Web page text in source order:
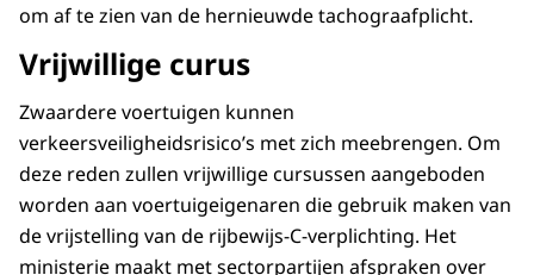
om af te zien van de hernieuwde tachograafplicht.
Vrijwillige curus
Zwaardere voertuigen kunnen
verkeersveiligheidsrisico’s met zich meebrengen. Om
deze reden zullen vrijwillige cursussen aangeboden
worden aan voertuigeigenaren die gebruik maken van
de vrijstelling van de rijbewijs-C-verplichting. Het
ministerie maakt met sectorpartijen afspraken over